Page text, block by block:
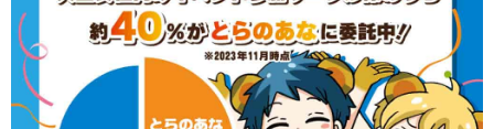
各種ダウンロード